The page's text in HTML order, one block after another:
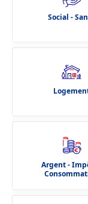
Social -
Argent -